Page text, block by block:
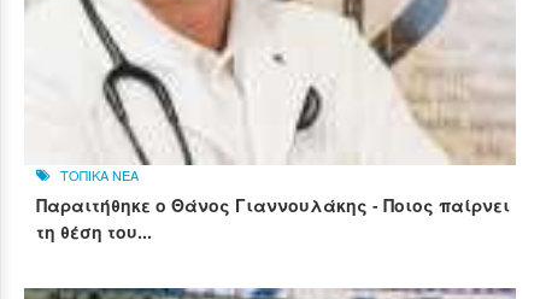
ΤΟΠΙΚΑ ΝΕΑ
Παραιτήθηκε ο Θάνος Γιαννουλάκης - Ποιος παίρνει
τη θέση του...